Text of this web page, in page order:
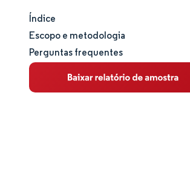
Tamanho e participação de mercado
Análise de mercado
Tendências e insights
Índice
Escopo e metodologia
Perguntas frequentes